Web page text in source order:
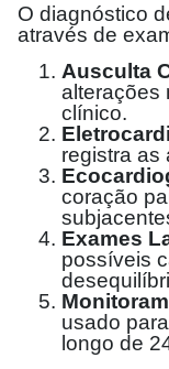
O diagnóstico
através de
Ausculta
alterações
clínico.
registra as
coração
Exames
possíveis
usado
longo de